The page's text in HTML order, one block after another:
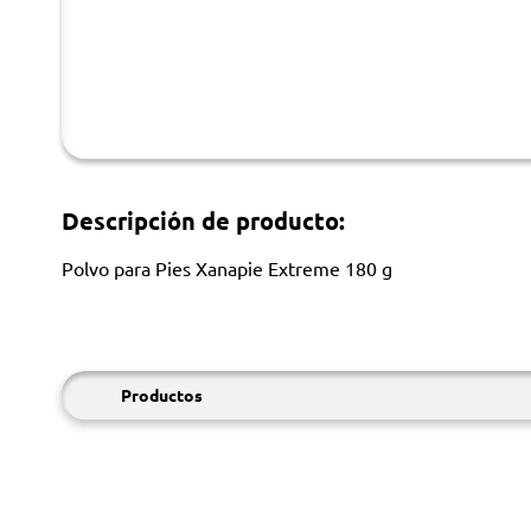
Descripción de producto:
Polvo para Pies Xanapie Extreme 180 g
Productos